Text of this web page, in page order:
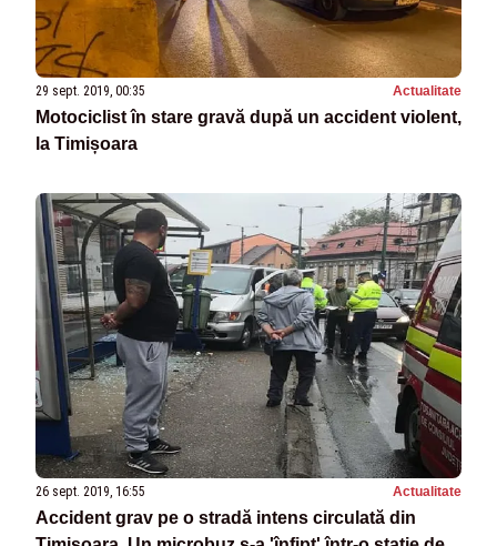
29 sept. 2019, 00:35 Actualitate
Motociclist în stare gravă după un accident violent,
la Timișoara
26 sept. 2019, 16:55 Actualitate
Accident grav pe o stradă intens circulată din